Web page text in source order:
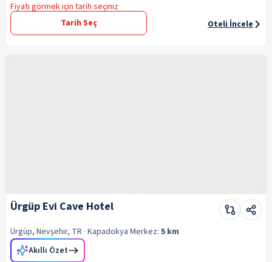
Fiyatı görmek için tarih seçiniz
Tarih Seç
Oteli İncele
Ürgüp Evi Cave Hotel
Ürgüp, Nevşehir, TR · Kapadokya Merkez: 5 km
Akıllı Özet